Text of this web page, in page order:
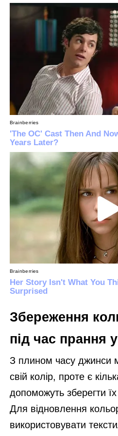
Збереження
під час прання
З плином часу джинси
свій колір, проте є
допоможуть зберегти
Для відновлення
використовувати